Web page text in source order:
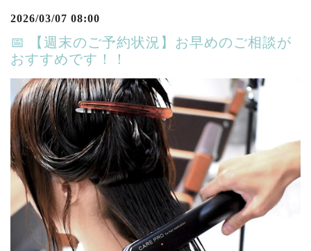
2026/03/07 08:00
📅 【週末のご予約状況】お早めのご相談が
おすすめです！！